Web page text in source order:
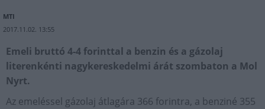
MTI
2017.11.02. 13:55
Emeli bruttó 4-4 forinttal a benzin és a gázolaj
literenkénti nagykereskedelmi árát szombaton a Mol
Nyrt.
Az emeléssel gázolaj átlagára 366 forintra, a benziné 355